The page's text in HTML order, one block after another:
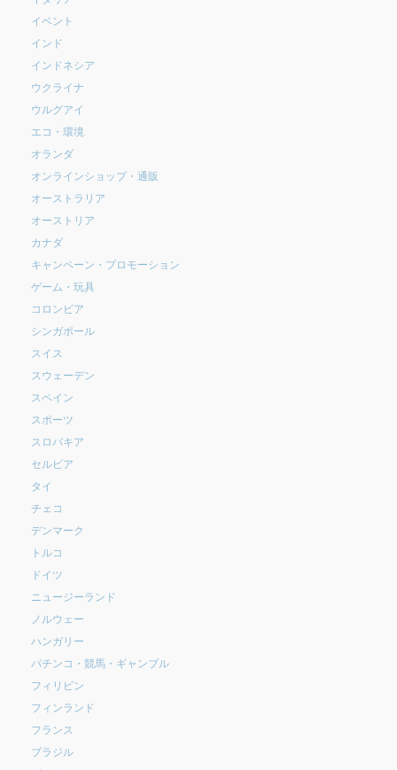
イベント
インド
インドネシア
ウクライナ
ウルグアイ
エコ・環境
オランダ
オンラインショップ・通販
オーストラリア
オーストリア
カナダ
キャンペーン・プロモーション
ゲーム・玩具
コロンビア
シンガポール
スイス
スウェーデン
スペイン
スポーツ
スロバキア
セルビア
タイ
チェコ
デンマーク
トルコ
ドイツ
ニュージーランド
ノルウェー
ハンガリー
パチンコ・競馬・ギャンブル
フィリピン
フィンランド
フランス
ブラジル